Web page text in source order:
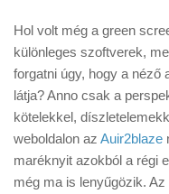
Hol volt még a green
különleges szoftverek,
forgatni úgy, hogy a néző
látja? Anno csak a
kötelekkel,
weboldalon az Auir2blaze
maréknyit azokból a régi
még ma is lenyűgözik.